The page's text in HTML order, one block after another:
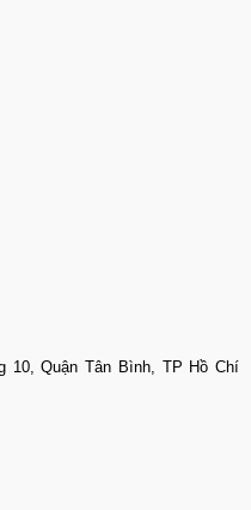
10, Quận Tân Bình, TP Hồ Chí